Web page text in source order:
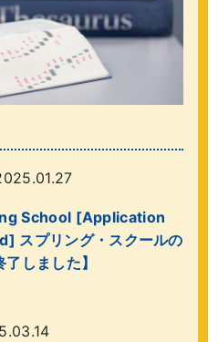
School [Application
スプリング・スクールの
しました】